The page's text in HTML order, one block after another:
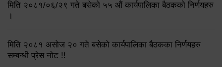
मिति २०८१/०६/२९ गते बसेको ५५ औं कार्यपालिका बैठकको निर्णयहरु
।
मिति २०८१ असोज २० गते बसेको कार्यपालिका बैठकका निर्णयहरु
सम्बन्धी प्रेस नोट !!